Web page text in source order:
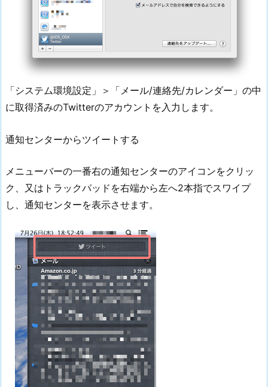
「システム環境設定」＞「メール/連絡先/カレンダー」の中
に取得済みのTwitterのアカウントを入力します。
通知センターからツイートする
メニューバーの一番右の通知センターのアイコンをクリッ
ク、又はトラックパッドを右端から左へ2本指でスワイプ
し、通知センターを表示させます。